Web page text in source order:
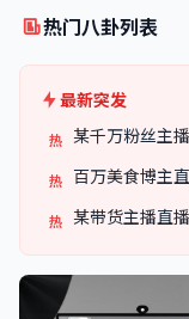
热门八卦列表
最新突发
热 某千万粉丝主
热 百万美食博主
热 某带货主播直